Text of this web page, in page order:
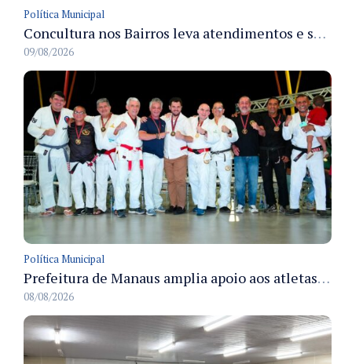
Política Municipal
Concultura nos Bairros leva atendimentos e serviços culturais ao Japiim em 8/8
09/08/2026
Política Municipal
Prefeitura de Manaus amplia apoio aos atletas de 100 para 150 beneficiados a partir do próximo ano
08/08/2026